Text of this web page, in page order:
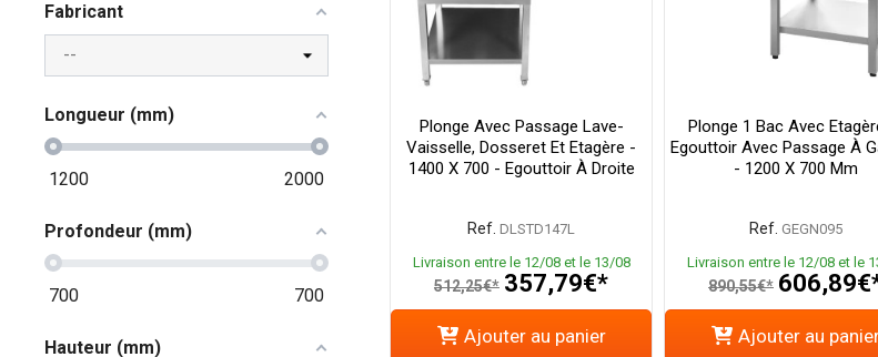
Fabricant
Longueur (mm)
1200 2000
Profondeur (mm)
700 700
Hauteur (mm)
Plonge Avec Passage Lave-
Vaisselle, Dosseret Et Etagère -
1400 X 700 - Egouttoir À Droite
Ref. DLSTD147L
Livraison entre le 12/08 et le 13/08
512,25€* 357,79€*
Ajouter au panier
Plonge 1 Bac Avec
Egouttoir Avec Passage À
- 1200 X 700 Mm
Ref. GEGN095
Livraison entre le 12/08 et le
890,55€*
Ajouter au